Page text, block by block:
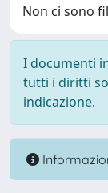
Non ci sono
I documenti
tutti i diritti
indicazione.